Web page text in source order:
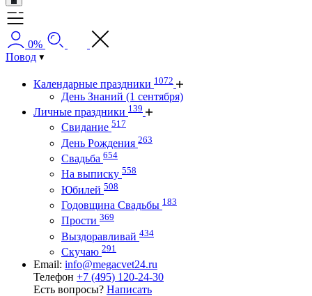
0%
Повод
Календарные праздники 1072
День Знаний (1 сентября)
Личные праздники 139
Свидание 517
День Рождения 263
Свадьба 654
На выписку 558
Юбилей 508
Годовщина Свадьбы 183
Прости 369
Выздоравливай 434
Скучаю 291
Email: info@megacvet24.ru
Телефон +7 (495) 120-24-30
Есть вопросы? Написать